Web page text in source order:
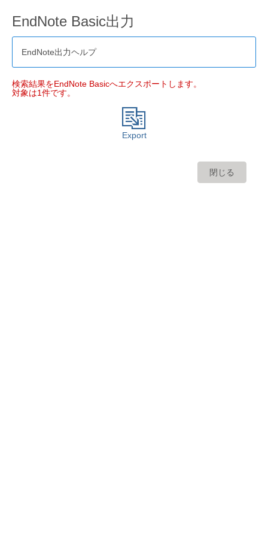
EndNote Basic出力
EndNote出力ヘルプ
検索結果をEndNote Basicへエクスポートします。
対象は1件です。
Export